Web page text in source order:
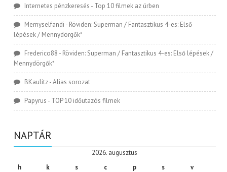
Internetes pénzkeresés - Top 10 filmek az űrben
Memyselfandi - Röviden: Superman / Fantasztikus 4-es: Első
lépések / Mennydörgők*
Frederico88 - Röviden: Superman / Fantasztikus 4-es: Első lépések /
Mennydörgők*
BKaulitz-Alias sorozat
Papyrus - TOP 10 időutazós filmek
NAPTÁR
2026. augusztus
h
k s c p s v